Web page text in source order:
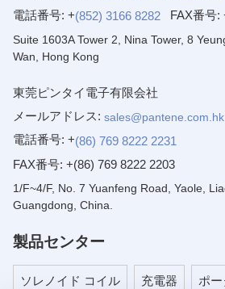
電話番号: +(852) 3166 8282 FAX番号:
Suite 1603A Tower 2, Nina Tower, 8
Wan, Hong Kong
東莞ピンタイ電子有限会社
メールアドレス: sales@pantene.com.hk
電話番号: +(86) 769 8222 2231
FAX番号: +(86) 769 8222 2203
1/F~4/F, No. 7 Yuanfeng Road, Yaole,
Guangdong, China.
製品センター
ソレノイド コイル 充電器 ポ